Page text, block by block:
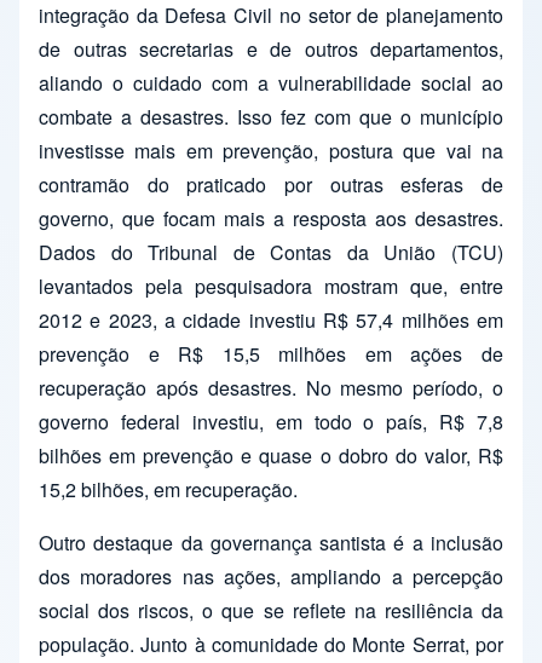
integração da Defesa Civil no setor de planejamento
de outras secretarias e de outros departamentos,
aliando o cuidado com a vulnerabilidade social ao
combate a desastres. Isso fez com que o município
investisse mais em prevenção, postura que vai na
contramão do praticado por outras esferas de
governo, que focam mais a resposta aos desastres.
Dados do Tribunal de Contas da União (TCU)
levantados pela pesquisadora mostram que, entre
2012 e 2023, a cidade investiu R$ 57,4 milhões em
prevenção e R$ 15,5 milhões em ações de
recuperação após desastres. No mesmo período, o
governo federal investiu, em todo o país, R$ 7,8
bilhões em prevenção e quase o dobro do valor, R$
15,2 bilhões, em recuperação.
Outro destaque da governança santista é a inclusão
dos moradores nas ações, ampliando a percepção
social dos riscos, o que se reflete na resiliência da
população. Junto à comunidade do Monte Serrat, por